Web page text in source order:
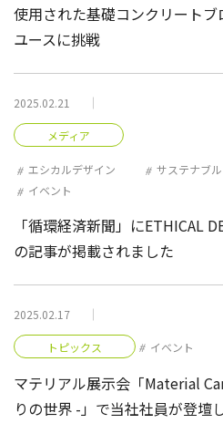
使用された基礎コンクリート
ユースに挑戦
2025.02.21
メディア
エシカルデザイン
サステナブ
イベント
「循環経済新聞」にETHICAL
の記事が掲載されました
2025.02.17
トピックス イベント
マテリアル展示会「Material
りの世界 -」で当社社員が登壇